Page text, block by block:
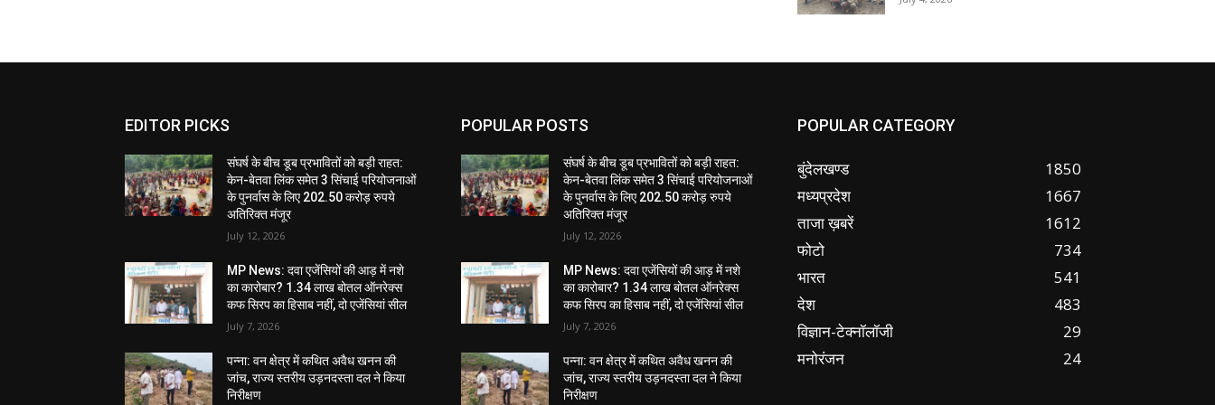
EDITOR PICKS
संघर्ष के बीच डूब प्रभावितों को बड़ी राहत:
केन-बेतवा लिंक समेत 3 सिंचाई परियोजनाओं
के पुनर्वास के लिए 202.50 करोड़ रुपये
अतिरिक्त मंजूर
July 12, 2026
MP News: दवा एजेंसियों की आड़ में नशे
का कारोबार? 1.34 लाख बोतल ऑनरेक्स
कफ सिरप का हिसाब नहीं, दो एजेंसियां सील
July 7, 2026
पन्ना: वन क्षेत्र में कथित अवैध खनन की
जांच, राज्य स्तरीय उड़नदस्ता दल ने किया
निरीक्षण
POPULAR POSTS
संघर्ष के बीच डूब प्रभावितों को बड़ी राहत:
केन-बेतवा लिंक समेत 3 सिंचाई परियोजनाओं
के पुनर्वास के लिए 202.50 करोड़ रुपये
अतिरिक्त मंजूर
July 12, 2026
MP News: दवा एजेंसियों की आड़ में नशे
का कारोबार? 1.34 लाख बोतल ऑनरेक्स
कफ सिरप का हिसाब नहीं, दो एजेंसियां सील
July 7, 2026
पन्ना: वन क्षेत्र में कथित अवैध खनन की
जांच, राज्य स्तरीय उड़नदस्ता दल ने किया
निरीक्षण
POPULAR CATEGORY
बुंदेलखण्ड
1850
मध्यप्रदेश
1667
ताजा ख़बरें
1612
फोटो
734
भारत
541
देश
483
विज्ञान-टेक्नॉलॉजी
29
मनोरंजन
24